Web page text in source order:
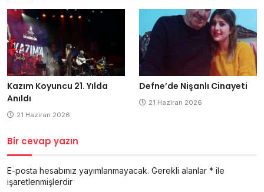
Kazım Koyuncu 21. Yılda
Anıldı
21 Haziran 2026
Defne’de Nişanlı Cinayeti
21 Haziran 2026
Bir cevap yazın
E-posta hesabınız yayımlanmayacak. Gerekli alanlar * ile
işaretlenmişlerdir